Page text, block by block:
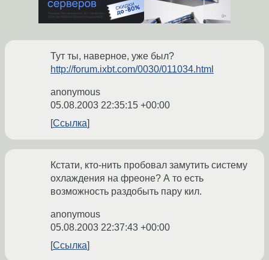
Тут ты, наверное, уже был?
http://forum.ixbt.com/0030/011034.html
anonymous
05.08.2003 22:35:15 +00:00
Ссылка
Кстати, кто-нить пробовал замутить систему
охлаждения на фреоне? А то есть
возможность раздобыть пару кил.
anonymous
05.08.2003 22:37:43 +00:00
Ссылка